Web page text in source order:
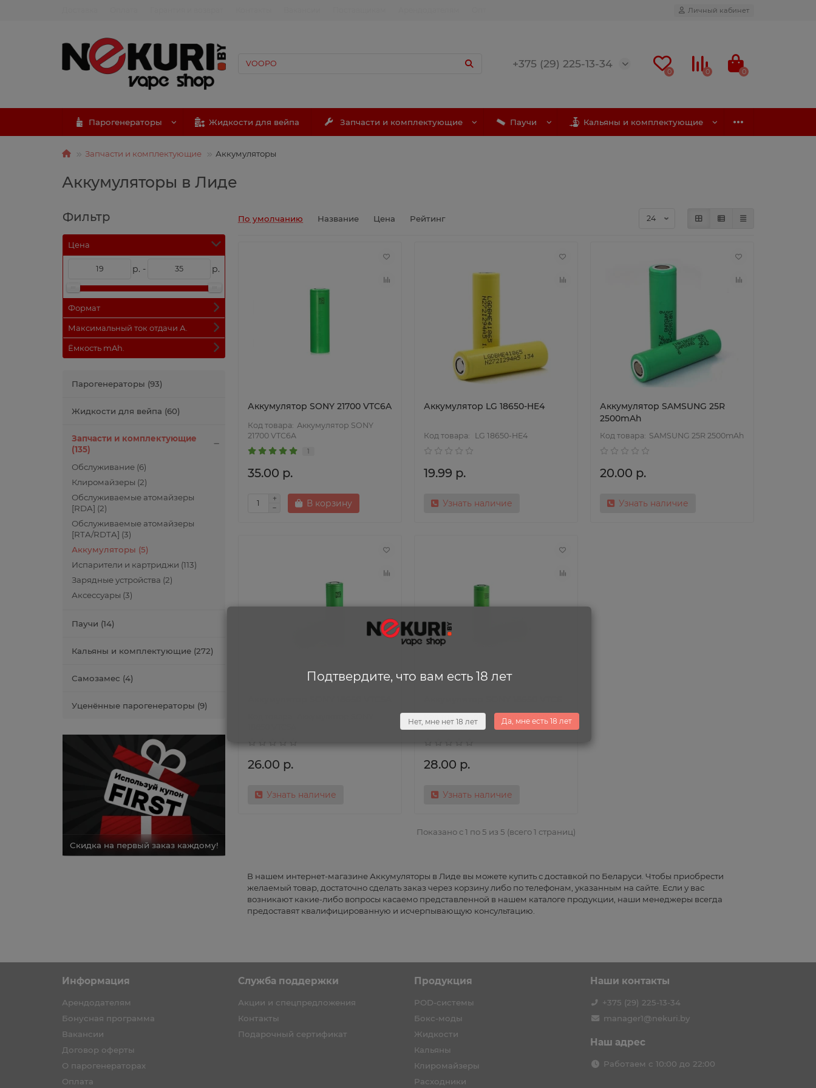
Личный кабинет
+375 (29) 225-13-34
0 0 0
Парогенераторы Жидкости для вейпа Запчасти и комплектующие Паучи Кальяны и комплектующие
Запчасти и комплектующие Аккумуляторы
Аккумуляторы в Лиде
Фильтр
Цена
р. - р.
Формат
Максимальный ток отдачи А.
Ёмкость mAh.
Парогенераторы (93)
Жидкости для вейпа (60)
Запчасти и комплектующие
(135)
Обслуживание (6)
Клиромайзеры (2)
Обслуживаемые атомайзеры
[RDA] (2)
Обслуживаемые атомайзеры
[RTA/RDTA] (3)
Аккумуляторы (5)
Испарители и картриджи (113)
Зарядные устройства (2)
Аксессуары (3)
Паучи (14)
Кальяны и комплектующие (272)
Самозамес (4)
Уценённые парогенераторы (9)
Скидка на первый заказ каждому!
По умолчанию Название Цена Рейтинг
Аккумулятор SONY 21700 VTC6A
Аккумулятор SONY
21700 VTC6A
1
35.00 р.
В корзину
Аккумулятор LG 18650-HE4
LG 18650-HE4
19.99 р.
Узнать наличие
Аккумулятор SAMSUNG 25R
2500mAh
SAMSUNG 25R 2500mAh
20.00 р.
Узнать наличие
26.00 р.
Узнать наличие
Аккумулятор SONY
18650 VTC6
28.00 р.
Узнать наличие
Показано с 1 по 5 из 5 (всего 1 страниц)
В нашем интернет-магазине Аккумуляторы в Лиде вы можете купить с доставкой по Беларуси. Чтобы приобрести
желаемый товар, достаточно сделать заказ через корзину либо по телефонам, указанным на сайте. Если у вас
возникают какие-либо вопросы касаемо представленной в нашем каталоге продукции, наши менеджеры всегда
предоставят квалифицированную и исчерпывающую консультацию.
Подтвердите, что вам есть 18 лет
Нет, мне нет 18 лет Да, мне есть 18 лет
Информация
Арендодателям
Бонусная программа
Вакансии
Договор оферты
О парогенераторах
Оплата
Служба поддержки
Акции и спецпредложения
Контакты
Подарочный сертификат
Продукция
POD-системы
Бокс-моды
Жидкости
Кальяны
Клиромайзеры
Расходники
Наши контакты
+375 (29) 225-13-34
manager1@nekuri.by
Наш адрес
Работаем с 10:00 до 22:00